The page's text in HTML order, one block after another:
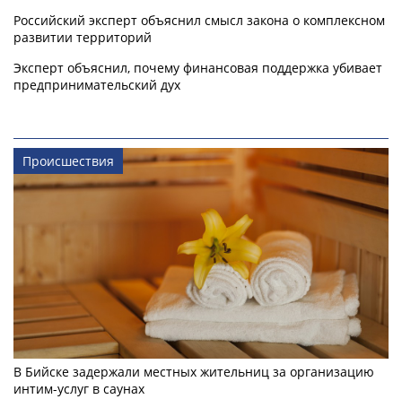
Российский эксперт объяснил смысл закона о комплексном
развитии территорий
Эксперт объяснил, почему финансовая поддержка убивает
предпринимательский дух
Происшествия
В Бийске задержали местных жительниц за организацию
интим-услуг в саунах